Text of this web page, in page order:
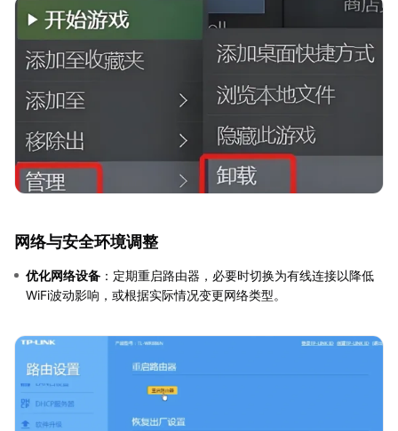
网络与安全环境调整
优化网络设备 ：定期重启路由器，必要时切换为有线连接以降低
WiFi波动影响，或根据实际情况变更网络类型。